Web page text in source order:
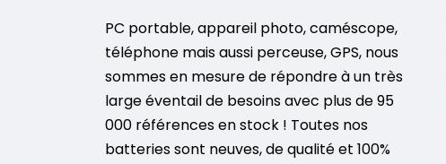
PC portable, appareil photo, caméscope,
téléphone mais aussi perceuse, GPS, nous
sommes en mesure de répondre à un très
large éventail de besoins avec plus de 95
000 références en stock ! Toutes nos
batteries sont neuves, de qualité et 100%